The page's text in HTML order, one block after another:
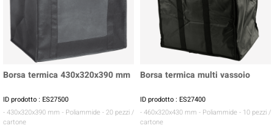
Borsa termica 430x320x390 mm
ID prodotto : ES27500
- 430x320x390 mm - Poliammide - 20 pezzi /
cartone
Borsa termica multi vassoio
ID prodotto : ES27400
- 460x320x430 mm - Poliammide - 10 pezzi /
cartone